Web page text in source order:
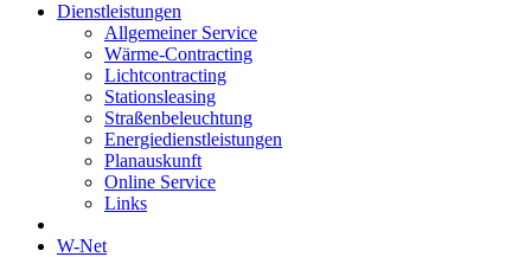
Dienstleistungen
Allgemeiner Service
Wärme-Contracting
Lichtcontracting
Stationsleasing
Straßenbeleuchtung
Energiedienstleistungen
Planauskunft
Online Service
Links
W-Net